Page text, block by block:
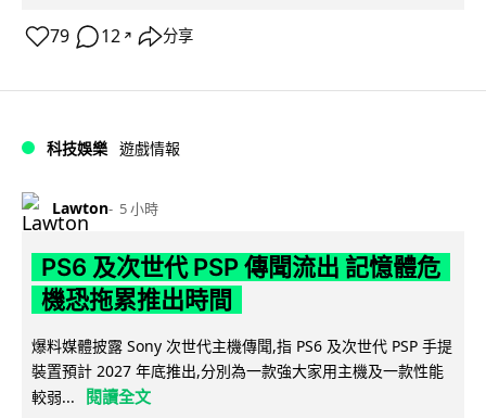
79 12 ↗ 分享
科技娛樂 遊戲情報
Lawton 5 小時
PS6 及次世代 PSP 傳聞流出 記憶體危
機恐拖累推出時間
爆料媒體披露 Sony 次世代主機傳聞,指 PS6 及次世代 PSP 手提
裝置預計 2027 年底推出,分別為一款強大家用主機及一款性能
較弱...
閱讀全文